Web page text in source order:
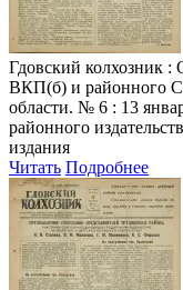
Гдовский колхозник :
ВКП(б) и районного
области. № 6 : 13
районного
издания
Читать Подробнее